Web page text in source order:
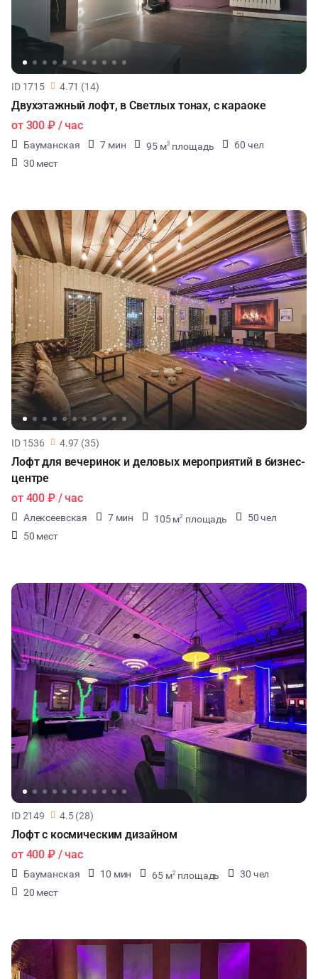
ID 1715 4.71 (14)
Двухэтажный лофт, в Светлых тонах, с караоке
от 300 ₽/ час
Бауманская 7 мин 95 м2 площадь
60 чел
30 мест
ID 1536 4.97 (35)
Лофт для вечеринок и деловых мероприятий в бизнес-
центре
от 400 ₽/ час
Алексеевская 7 мин 105 м2 площадь
50 чел
50 мест
ID 2149 4.5 (28)
Лофт с космическим дизайном
от 400 ₽/ час
Бауманская 10 мин 65 м2 площадь
30 чел
20 мест